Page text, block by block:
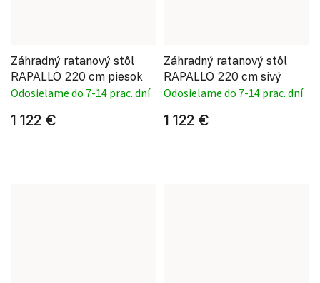
Záhradný ratanový stôl
RAPALLO 220 cm piesok
Odosielame do 7-14 prac. dní
1 122 €
Záhradný ratanový stôl
RAPALLO 220 cm sivý
Odosielame do 7-14 prac. dní
1 122 €